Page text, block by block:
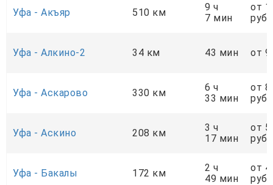
Уфа - Акъяр 510 км
9 ч
7 мин
от
руб.
Уфа - Алкино-2 34 км 43 мин от
Уфа - Аскарово 330 км
6 ч
33 мин
от
руб.
Уфа - Аскино 208 км
3 ч
17 мин
от
руб.
Уфа - Бакалы 172 км
2 ч
49 мин
от
руб.